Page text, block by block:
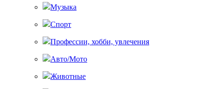
Музыка
Спорт
Профессии, хобби, увлечения
Авто/Мото
Животные